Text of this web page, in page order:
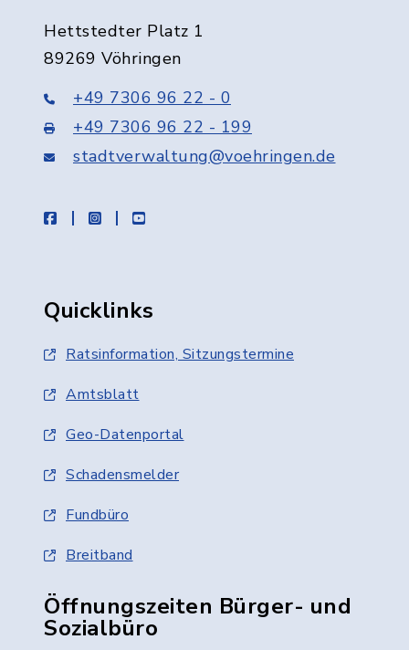
Hettstedter Platz 1
89269 Vöhringen
+49 7306 96 22 - 0
+49 7306 96 22 - 199
stadtverwaltung@voehringen.de
facebookinstagramyoutube
Quicklinks
Ratsinformation, Sitzungstermine
Amtsblatt
Geo-Datenportal
Schadensmelder
Fundbüro
Breitband
Öffnungszeiten Bürger- und
Sozialbüro